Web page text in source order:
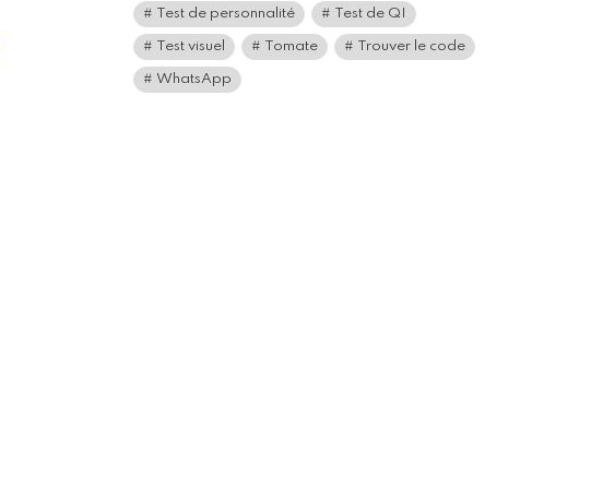
Test de personnalité Test de QI
Test visuel Tomate Trouver le code
WhatsApp